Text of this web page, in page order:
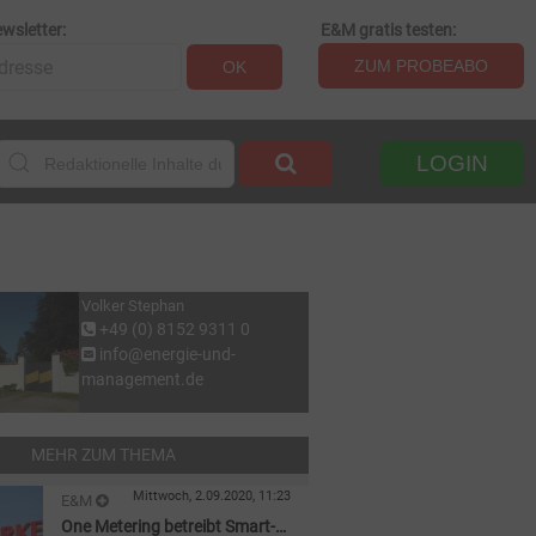
OK
E&M gratis testen:
ZUM PROBEABO
LOGIN
Volker Stephan
+49 (0) 8152 9311 0
info@energie-und-
management.de
MEHR ZUM THEMA
E&M
STADTWERKE
Mittwoch, 2.09.2020, 11:23
One Metering betreibt Smart-